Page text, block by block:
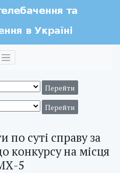
по суті справу за
на місця
5